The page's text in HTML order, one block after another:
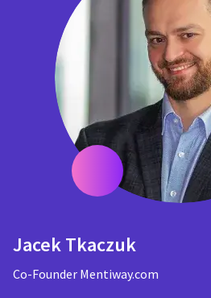
Jacek Tkaczuk
Co-Founder Mentiway.com